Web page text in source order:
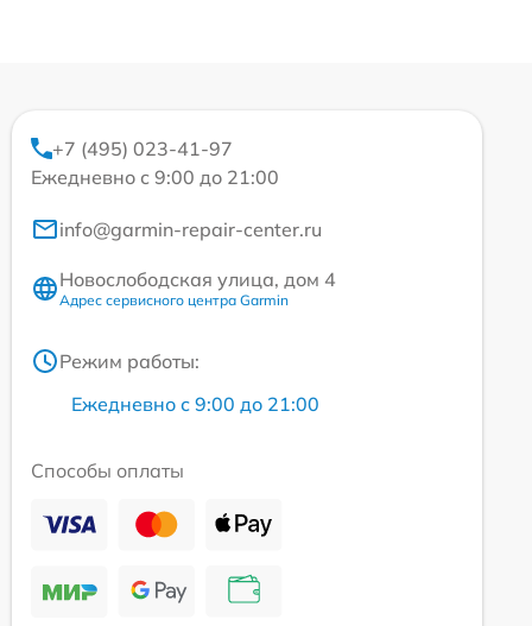
+7 (495) 023-41-97
Ежедневно с 9:00 до 21:00
info@garmin-repair-center.ru
Новослободская улица, дом 4
Адрес сервисного центра Garmin
Режим работы:
Ежедневно с 9:00 до 21:00
Способы оплаты